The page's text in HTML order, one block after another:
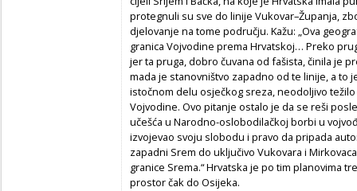
protegnuli su sve do linije Vukovar–Županja,
djelovanje na tome području. Kažu: „Ova
granica Vojvodine prema Hrvatskoj… Preko
jer ta pruga, dobro čuvana od fašista, činila je
mada je stanovništvo zapadno od te linije, a to
istočnom delu osječkog sreza, neodoljivo
Vojvodine. Ovo pitanje ostalo je da se reši
učešća u Narodno-oslobodilačkoj borbi u
izvojevao svoju slobodu i pravo da pripada
zapadni Srem do uključivo Vukovara i
granice Srema.“ Hrvatska je po tim planovima
prostor čak do Osijeka.